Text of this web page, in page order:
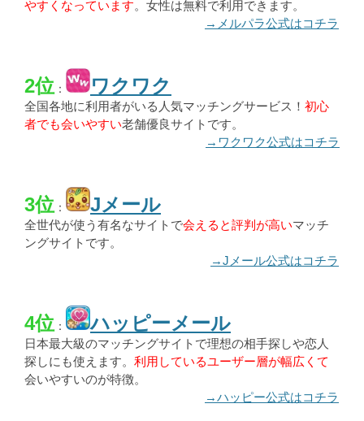
やすくなっています。女性は無料で利用できます。
→メルパラ公式はコチラ
2位 ： ワクワク
全国各地に利用者がいる人気マッチングサービス！ 初心
者でも会いやすい老舗優良サイトです。
→ワクワク公式はコチラ
3位 ： Jメール
全世代が使う有名なサイトで会えると評判が高いマッチ
ングサイトです。
→Jメール公式はコチラ
4位 ： ハッピーメール
日本最大級のマッチングサイトで理想の相手探しや恋人
探しにも使えます。 利用しているユーザー層が幅広くて
会いやすいのが特徴。
→ハッピー公式はコチラ